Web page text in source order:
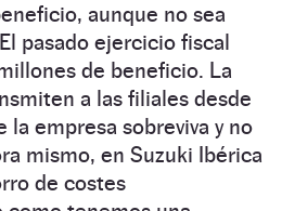
aunque no sea
pasado ejercicio fiscal
de beneficio. La
a las filiales desde
la empresa sobreviva y no
mismo, en Suzuki Ibérica
de costes